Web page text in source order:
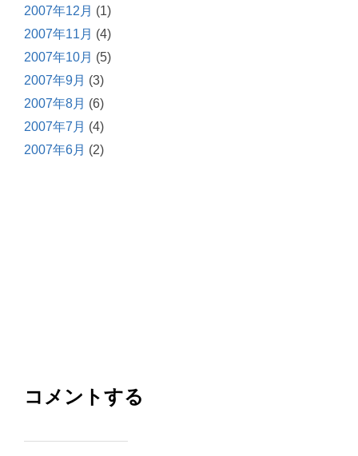
2007年12月 (1)
2007年11月 (4)
2007年10月 (5)
2007年9月 (3)
2007年8月 (6)
2007年7月 (4)
2007年6月 (2)
コメントする